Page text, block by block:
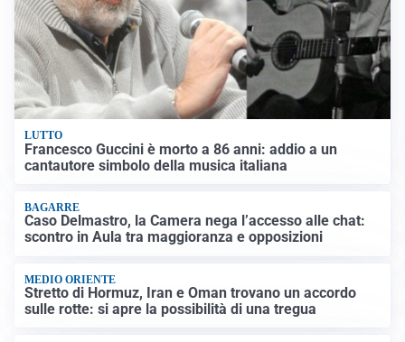
LUTTO
Francesco Guccini è morto a 86 anni: addio a un
cantautore simbolo della musica italiana
BAGARRE
Caso Delmastro, la Camera nega l’accesso alle chat:
scontro in Aula tra maggioranza e opposizioni
MEDIO ORIENTE
Stretto di Hormuz, Iran e Oman trovano un accordo
sulle rotte: si apre la possibilità di una tregua